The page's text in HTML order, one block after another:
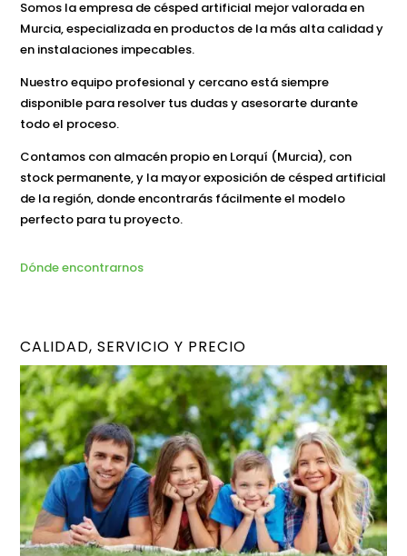
Somos la empresa de césped artificial mejor valorada en
Murcia, especializada en productos de la más alta calidad y
en instalaciones impecables.
Nuestro equipo profesional y cercano está siempre
disponible para resolver tus dudas y asesorarte durante
todo el proceso.
Contamos con almacén propio en Lorquí (Murcia), con
stock permanente, y la mayor exposición de césped artificial
de la región, donde encontrarás fácilmente el modelo
perfecto para tu proyecto.
Dónde encontrarnos
CALIDAD, SERVICIO Y PRECIO